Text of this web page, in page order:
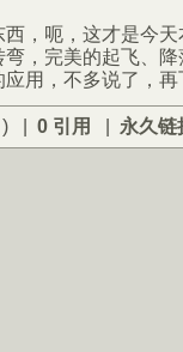
，呃，这才是今
，完美的起飞、
用，不多说了，
) | 0 引用 | 永久链